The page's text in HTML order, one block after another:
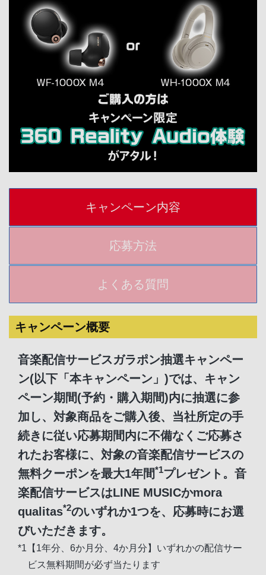
キャンペーン内容
応募方法
よくある質問
キャンペーン概要
音楽配信サービスガラポン抽選キャンペー
ン(以下「本キャンペーン」)では、キャン
ペーン期間(予約・購入期間)内に抽選に参
加し、対象商品をご購入後、当社所定の手
続きに従い応募期間内に不備なくご応募さ
れたお客様に、対象の音楽配信サービスの
無料クーポンを最大1年間*1プレゼント。音
楽配信サービスはLINE MUSICかmora
qualitas*2のいずれか1つを、応募時にお選
びいただきます。
*1【1年分、6か月分、4か月分】いずれかの配信サー
ビス無料期間が必ず当たります